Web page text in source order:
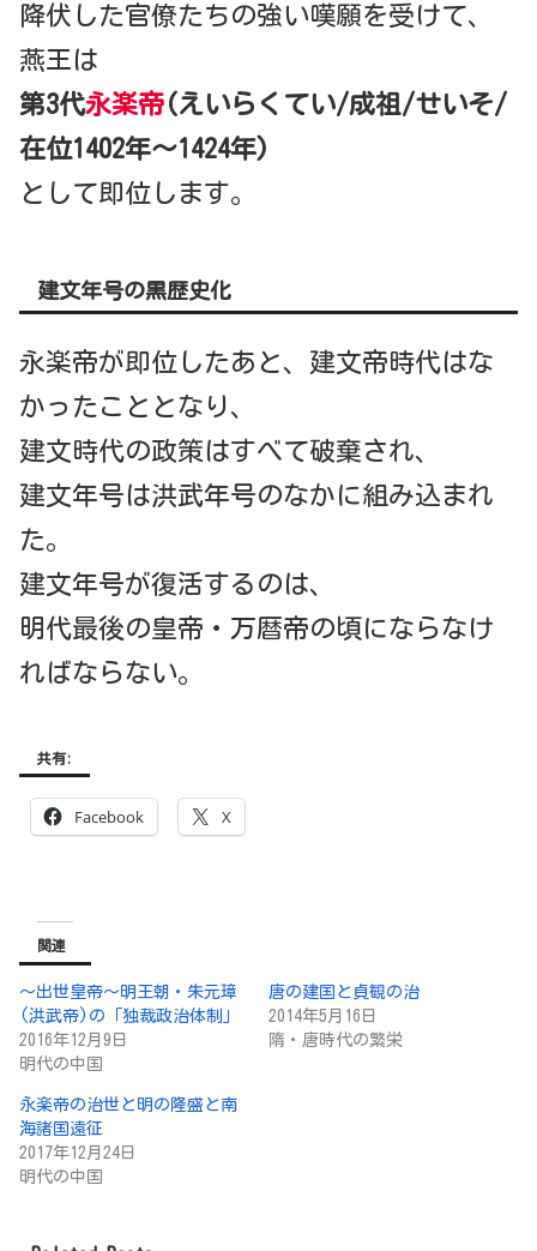
降伏した官僚たちの強い嘆願を受けて、
燕王は
第3代永楽帝(えいらくてい/成祖/せいそ/
在位1402年～1424年)
として即位します。
建文年号の黒歴史化
永楽帝が即位したあと、建文帝時代はな
かったこととなり、
建文時代の政策はすべて破棄され、
建文年号は洪武年号のなかに組み込まれ
た。
建文年号が復活するのは、
明代最後の皇帝・万暦帝の頃にならなけ
ればならない。
共有:
Facebook X
関連
～出世皇帝～明王朝・朱元璋
(洪武帝)の「独裁政治体制」
2016年12月9日
明代の中国
唐の建国と貞観の治
2014年5月16日
隋・唐時代の繁栄
永楽帝の治世と明の隆盛と南
海諸国遠征
2017年12月24日
明代の中国